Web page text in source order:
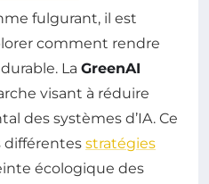
fulgurant, il est
comment rendre
La GreenAI
visant à réduire
des systèmes d’IA. Ce
différentes stratégies
écologique des